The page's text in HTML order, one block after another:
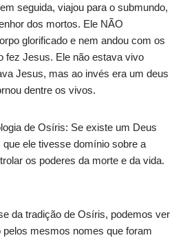
seguida, viajou para o submundo,
dos mortos. Ele NÃO
glorificado e nem andou com os
fez Jesus. Ele não estava vivo
Jesus, mas ao invés era um deus
dentre os vivos.
de Osíris: Se existe um Deus
ele tivesse domínio sobre a
os poderes da morte e da vida.
da tradição de Osíris, podemos ver
mesmos nomes que foram